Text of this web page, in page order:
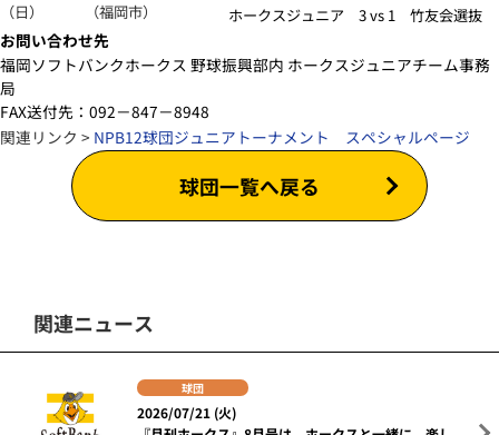
（日）
（福岡市）
ホークスジュニア 3 vs 1 竹友会選抜
お問い合わせ先
福岡ソフトバンクホークス 野球振興部内 ホークスジュニアチーム事務
局
FAX送付先：092－847－8948
関連リンク > NPB12球団ジュニアトーナメント スペシャルページ
球団一覧へ戻る
関連ニュース
球団
2026/07/21 (火)